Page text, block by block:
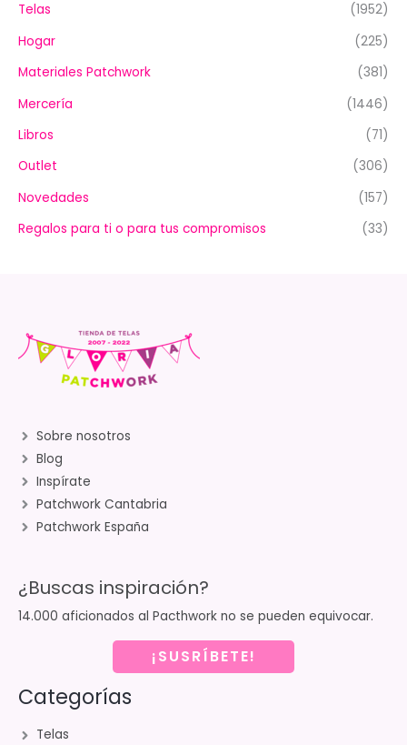
Telas
(1952)
Hogar
(225)
Materiales Patchwork
(381)
Mercería
(1446)
Libros
(71)
Outlet
(306)
Novedades
(157)
Regalos para ti o para tus compromisos
(33)
Sobre nosotros
Blog
Inspírate
Patchwork Cantabria
Patchwork España
¿Buscas inspiración?
14.000 aficionados al Pacthwork no se pueden equivocar.
¡SUSRÍBETE!
Categorías
Telas